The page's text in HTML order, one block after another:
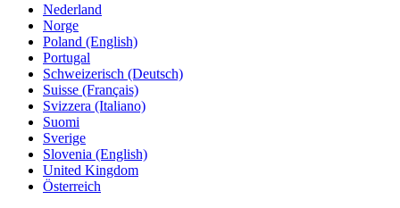
Nederland
Norge
Poland (English)
Portugal
Schweizerisch (Deutsch)
Suisse (Français)
Svizzera (Italiano)
Suomi
Sverige
Slovenia (English)
United Kingdom
Österreich